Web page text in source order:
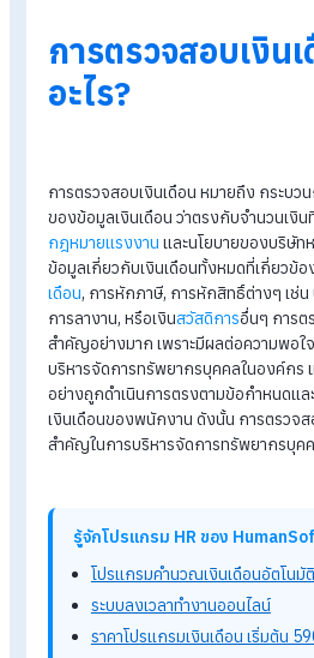
บ้าง มาดูกันในบทความนี้
5 อันดับ โปรแกรมเงินเดือน
มัดรวมวิธีการคำนวณโอที (ot)
วิธีแบ่งงวดจ่ายเงินเดือนพนักง
การตรวจสอบเ
อะไร?
ของข้อมูลเงินเดือน ว่าตรงกับจำ
ข้อมูลเกี่ยวกับเงินเดือนทั้งหมดที่เกี่
เดือน, การหักภาษี, การหักสิทธิ์ต่าง
การลางาน, หรือเงินสวัสดิการอื่นๆ